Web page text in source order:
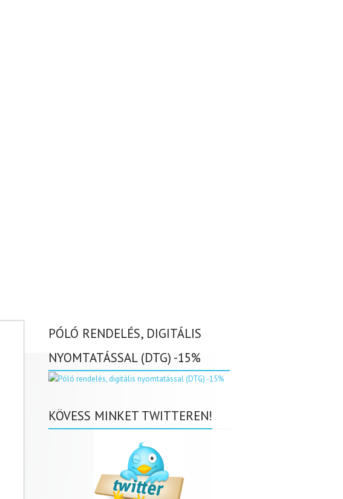
PÓLÓ RENDELÉS, DIGITÁLIS
NYOMTATÁSSAL (DTG) -15%
KÖVESS MINKET TWITTEREN!